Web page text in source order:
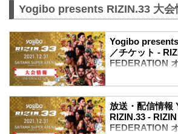
Yogibo presents RIZIN.33 大会
Yogibo
／チケット -
FEDERATION
現状は必要ありま
大会概要
名称
放送・配信情報
RIZIN.33 -
FEDERATION